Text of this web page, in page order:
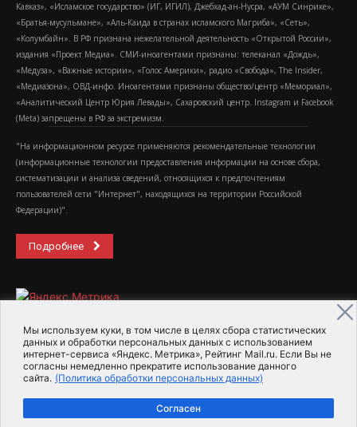
Мы используем куки, в том числе в целях сбора статистических
данных и обработки персональных данных с использованием
интернет-сервиса «Яндекс. Метрика», Рейтинг Mail.ru. Если Вы не
согласны немедленно прекратите использование данного
сайта. (Политика обработки персональных данных)
Согласен
Кавказ», «Исламское государство» (ИГ, ИГИЛ), Джебхад-ан-Нусра, «АУМ Синрике»,
«Братья-мусульмане», «Аль-Каида в странах исламского Магриба», «Сеть»,
«Колумбайн». В РФ признана нежелательной деятельность «Открытой России»,
издания «Проект Медиа». СМИ-иноагентами признаны: телеканал «Дождь»,
«Медуза», «Важные истории», «Голос Америки», радио «Свобода», The Insider,
«Медиазона», ОВД-инфо. Иноагентами признаны общество/центр «Мемориал»,
«Аналитический Центр Юрия Левады», Сахаровский центр. Instagram и Facebook
(Metа) запрещены в РФ за экстремизм.
"На информационном ресурсе применяются рекомендательные технологии
(информационные технологии предоставления информации на основе сбора,
систематизации и анализа сведений, относящихся к предпочтениям
пользователей сети "Интернет", находящихся на территории Российской
Федерации)".
Подробнее
2015-2026- Информационное агентство МедиаПоток
Для справки Об издании
Пользовательское соглашение
Политика обработки персональных данных